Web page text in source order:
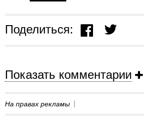
Поделиться:
Показать комментарии
На правах рекламы